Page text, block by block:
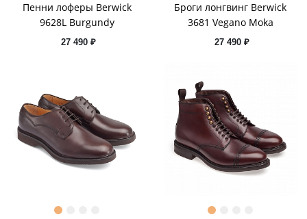
Пенни лоферы Berwick
9628L Burgundy
27 490 ₽
Броги лонгвинг Berwick
3681 Vegano Moka
27 490 ₽